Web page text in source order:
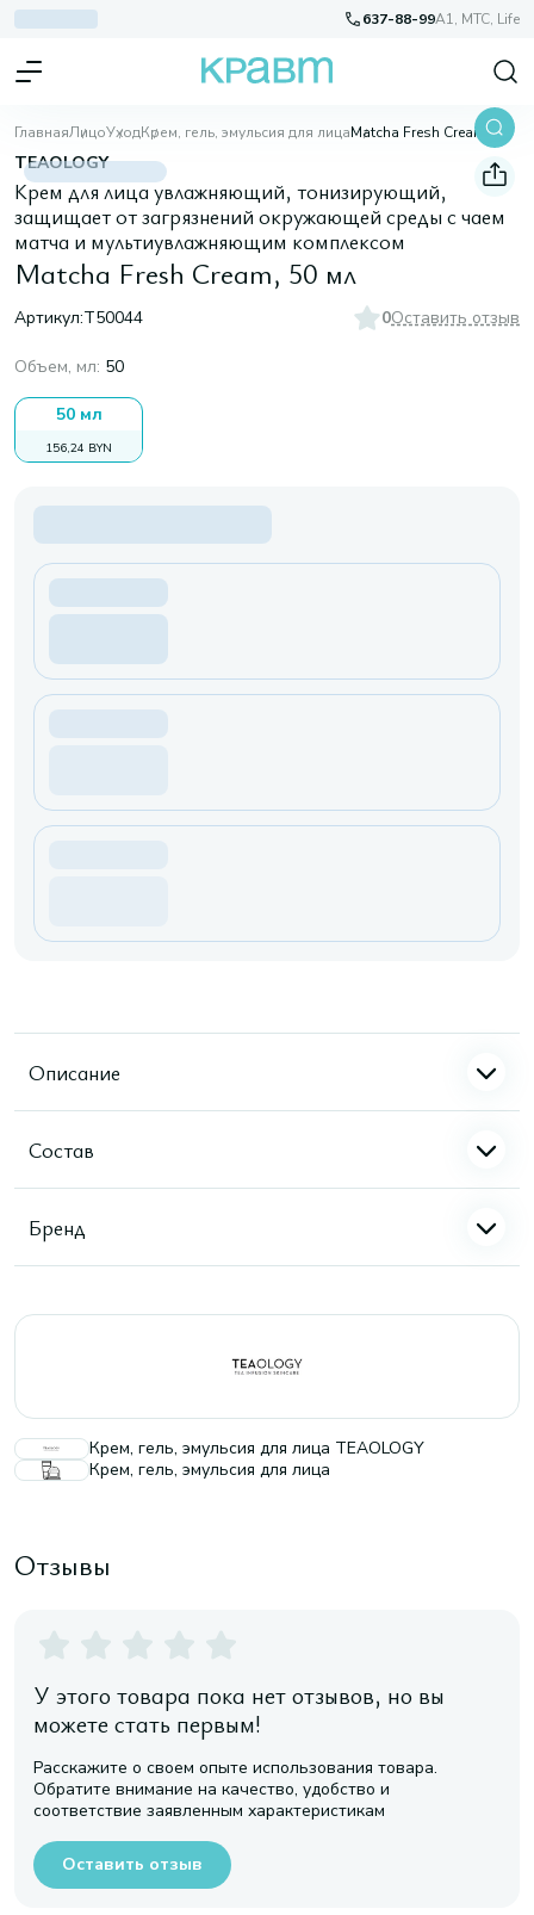
637-88-99A1, МТС, Life
ГлавнаяЛицоУходКрем, гель, эмульсия для лица Matcha Fresh Cream, 50 мл
TEAOLOGY
Крем для лица увлажняющий, тонизирующий,
защищает от загрязнений окружающей среды с чаем
матча и мультиувлажняющим комплексом
Matcha Fresh Cream, 50 мл
Артикул:T50044 0Оставить отзыв
Объем, мл: 50
50 мл
156,24 BYN
Описание
Состав
Бренд
Крем, гель, эмульсия для лица TEAOLOGY
Крем, гель, эмульсия для лица
Отзывы
У этого товара пока нет отзывов, но вы
можете стать первым!
Расскажите о своем опыте использования товара.
Обратите внимание на качество, удобство и
соответствие заявленным характеристикам
Оставить отзыв